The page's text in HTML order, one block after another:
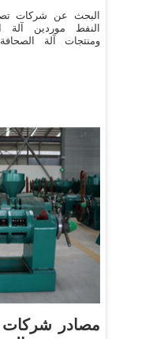
البحث عن شركات
النفط موردين آلة
ومنتجات آلة
مصادر شركات